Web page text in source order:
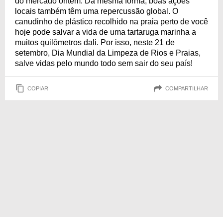
locais também têm uma repercussão global. O
canudinho de plástico recolhido na praia perto de você
hoje pode salvar a vida de uma tartaruga marinha a
muitos quilômetros dali. Por isso, neste 21 de
setembro, Dia Mundial da Limpeza de Rios e Praias,
salve vidas pelo mundo todo sem sair do seu país!
COPIAR COMPARTILHAR